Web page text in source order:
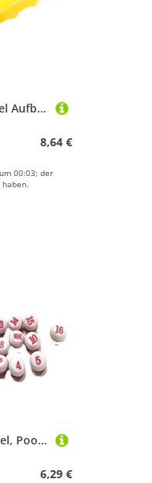
BRIGHTFUFU Billardkugel Aufbewahrungstablett aus Robustem Kunststoff Praktisches Pool Zubehör für Privaten Gebrauch Schnelles Sortieren und Lagern von Standard Billard Snooker Kugeln
8,64 €
00:03; der
babominimer Billardspiel, Pool-Würfel-Shaker-Flasche mit 16 nummerierten Kugeln, langlebiger Kunststoff für Snooker oder Poolhallen-Unterhaltung, anpassbare Regeln für Spaß im Innenbereich (rot)
6,29 €